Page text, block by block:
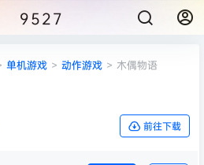
9527
单机游戏 > 动作游戏 > 木偶物语
前往下载